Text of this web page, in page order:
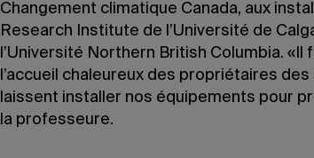
Changement climatique Canada, aux
Research Institute de l’Université de
l’Université Northern British Columbia.
l’accueil chaleureux des propriétaires
laissent installer nos équipements pour
la professeure.